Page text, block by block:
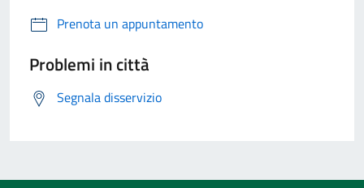
Prenota un appuntamento
Problemi in città
Segnala disservizio